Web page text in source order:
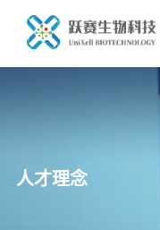
人才理念